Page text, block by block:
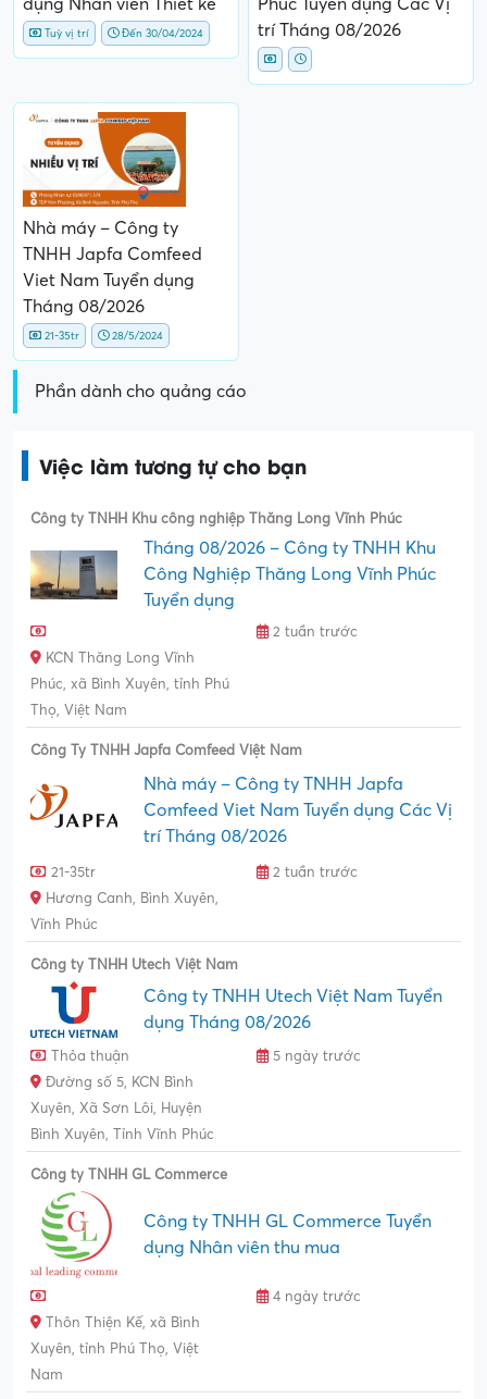
dụng Nhân viên Thiết kế
Tuỳ vị trí Đến 30/04/2024
Phúc Tuyển dụng Các Vị
trí Tháng 08/2026
Nhà máy – Công ty
TNHH Japfa Comfeed
Viet Nam Tuyển dụng
Tháng 08/2026
21-35tr 28/5/2024
Phần dành cho quảng cáo
Việc làm tương tự cho bạn
Công ty TNHH Khu công nghiệp Thăng Long Vĩnh Phúc
Tháng 08/2026 – Công ty TNHH Khu
Công Nghiệp Thăng Long Vĩnh Phúc
Tuyển dụng
2 tuần trước
KCN Thăng Long Vĩnh
Phúc, xã Bình Xuyên, tỉnh Phú
Thọ, Việt Nam
Công Ty TNHH Japfa Comfeed Việt Nam
Nhà máy – Công ty TNHH Japfa
Comfeed Viet Nam Tuyển dụng Các Vị
trí Tháng 08/2026
21-35tr
2 tuần trước
Hương Canh, Bình Xuyên,
Vĩnh Phúc
Công ty TNHH Utech Việt Nam
Công ty TNHH Utech Việt Nam Tuyển
dụng Tháng 08/2026
Thỏa thuận
5 ngày trước
Đường số 5, KCN Bình
Xuyên, Xã Sơn Lôi, Huyện
Bình Xuyên, Tỉnh Vĩnh Phúc
Công ty TNHH GL Commerce
Công ty TNHH GL Commerce Tuyển
dụng Nhân viên thu mua
4 ngày trước
Thôn Thiện Kế, xã Bình
Xuyên, tỉnh Phú Thọ, Việt
Nam